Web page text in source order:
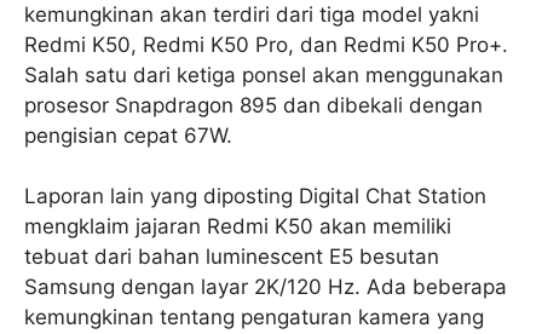
kemungkinan akan terdiri dari tiga model yakni
Redmi K50, Redmi K50 Pro, dan Redmi K50 Pro+.
Salah satu dari ketiga ponsel akan menggunakan
prosesor Snapdragon 895 dan dibekali dengan
pengisian cepat 67W.
Laporan lain yang diposting Digital Chat Station
mengklaim jajaran Redmi K50 akan memiliki
tebuat dari bahan luminescent E5 besutan
Samsung dengan layar 2K/120 Hz. Ada beberapa
kemungkinan tentang pengaturan kamera yang